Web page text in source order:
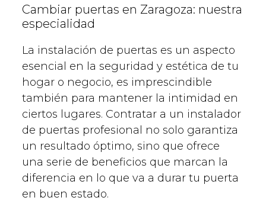
Cambiar puertas en Zaragoza: nuestra
especialidad
La instalación de puertas es un aspecto
esencial en la seguridad y estética de tu
hogar o negocio, es imprescindible
también para mantener la intimidad en
ciertos lugares. Contratar a un instalador
de puertas profesional no solo garantiza
un resultado óptimo, sino que ofrece
una serie de beneficios que marcan la
diferencia en lo que va a durar tu puerta
en buen estado.